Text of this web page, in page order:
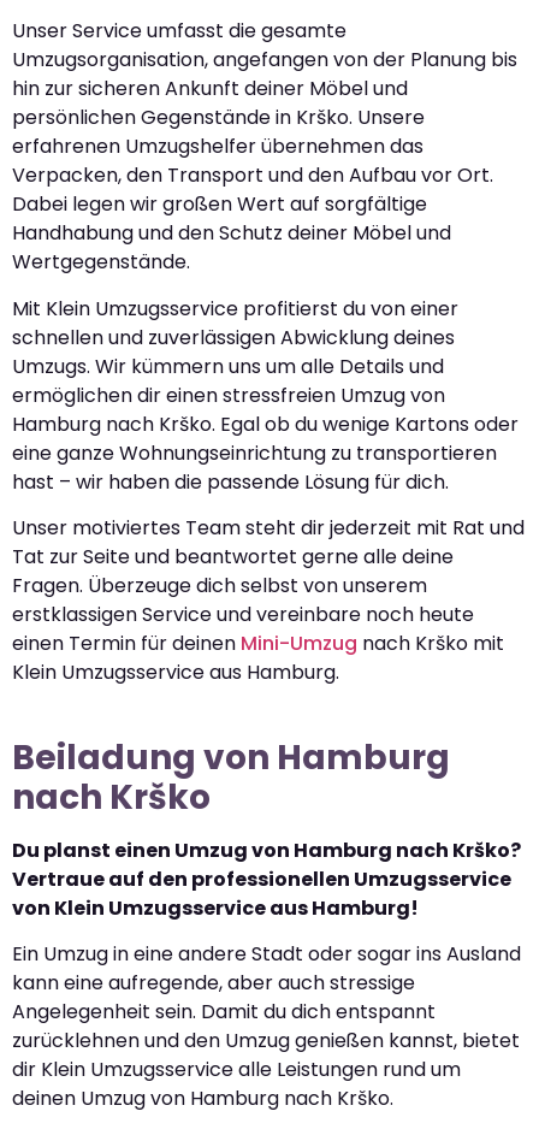
Unser Service umfasst die gesamte
Umzugsorganisation, angefangen von der Planung bis
hin zur sicheren Ankunft deiner Möbel und
persönlichen Gegenstände in Krško. Unsere
erfahrenen Umzugshelfer übernehmen das
Verpacken, den Transport und den Aufbau vor Ort.
Dabei legen wir großen Wert auf sorgfältige
Handhabung und den Schutz deiner Möbel und
Wertgegenstände.
Mit Klein Umzugsservice profitierst du von einer
schnellen und zuverlässigen Abwicklung deines
Umzugs. Wir kümmern uns um alle Details und
ermöglichen dir einen stressfreien Umzug von
Hamburg nach Krško. Egal ob du wenige Kartons oder
eine ganze Wohnungseinrichtung zu transportieren
hast – wir haben die passende Lösung für dich.
Unser motiviertes Team steht dir jederzeit mit Rat und
Tat zur Seite und beantwortet gerne alle deine
Fragen. Überzeuge dich selbst von unserem
erstklassigen Service und vereinbare noch heute
einen Termin für deinen Mini-Umzug nach Krško mit
Klein Umzugsservice aus Hamburg.
Beiladung von Hamburg
nach Krško
Du planst einen Umzug von Hamburg nach Krško?
Vertraue auf den professionellen Umzugsservice
von Klein Umzugsservice aus Hamburg!
Ein Umzug in eine andere Stadt oder sogar ins Ausland
kann eine aufregende, aber auch stressige
Angelegenheit sein. Damit du dich entspannt
zurücklehnen und den Umzug genießen kannst, bietet
dir Klein Umzugsservice alle Leistungen rund um
deinen Umzug von Hamburg nach Krško.